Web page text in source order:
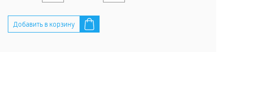
Добавить в корзину